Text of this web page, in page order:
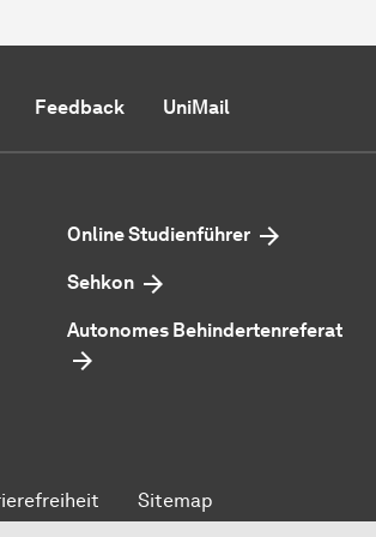
Feedback UniMail
Online Studienführer
Sehkon
Autonomes Behindertenreferat
Sitemap